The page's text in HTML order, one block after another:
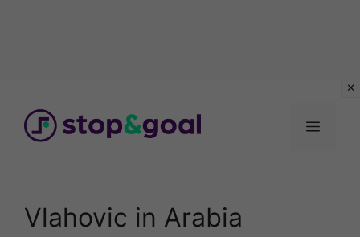
contenuto
Menu
Vlahovic in Arabia